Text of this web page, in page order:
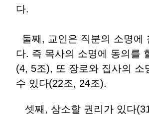
다.
둘째, 교인은 직분의 소명에
다. 즉 목사의 소명에 동의를
(4, 5조), 또 장로와 집사의 소
수 있다(22조, 24조).
셋째, 상소할 권리가 있다